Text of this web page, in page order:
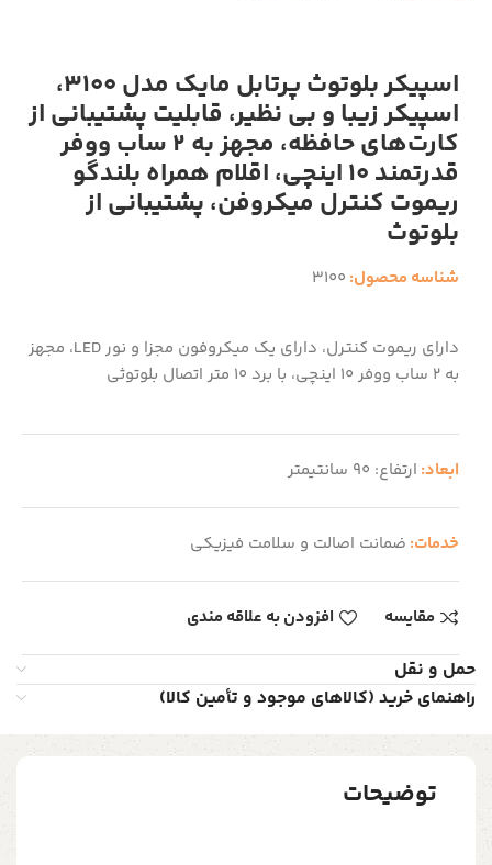
اسپیکر بلوتوث پرتابل مایک مدل 3100،
اسپیکر زیبا و بی نظیر، قابلیت پشتیبانی از
کارت‌های حافظه، مجهز به 2 ساب ووفر
قدرتمند 10 اینچی، اقلام همراه بلندگو
ریموت کنترل میکروفن، پشتیبانی از
بلوتوث
شناسه محصول: 3100
دارای ریموت کنترل، دارای یک میکروفون مجزا و نور LED، مجهز
به 2 ساب ووفر 10 اینچی، با برد 10 متر اتصال بلوتوثی
ابعاد: ارتفاع: 90 سانتیمتر
خدمات: ضمانت اصالت و سلامت فیزیکی
مقایسه افزودن به علاقه مندی
حمل و نقل
راهنمای خرید (کالاهای موجود و تأمین کالا)
توضیحات